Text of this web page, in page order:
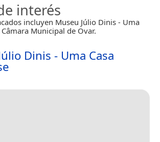
interés
incluyen Museu Júlio Dinis - Uma
Municipal de Ovar.
Dinis - Uma Casa